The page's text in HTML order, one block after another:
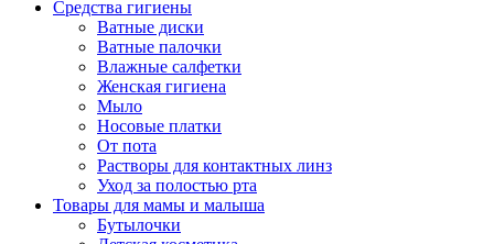
Средства гигиены
Ватные диски
Ватные палочки
Влажные салфетки
Женская гигиена
Мыло
Носовые платки
От пота
Растворы для контактных линз
Уход за полостью рта
Товары для мамы и малыша
Бутылочки